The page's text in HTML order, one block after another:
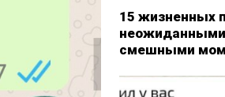
15 жизненных
смешными